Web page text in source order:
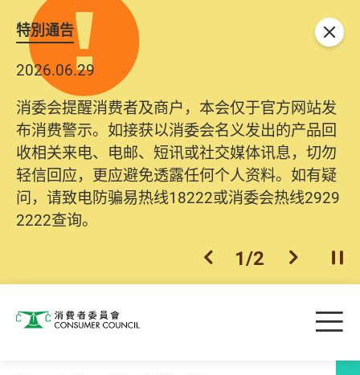
特別通告
2026.06.29
消委会提醒消费者及商户，本会仅于官方网站发
布消费警示。如接获以消委会名义发出的产品回
收相关来电、电邮、短讯或社交媒体讯息，切勿
轻信回应，更应避免透露任何个人资料。如有疑
问，请致电防骗易热线18222或消委会热线2929
2222查询。
上一个
1/2 下一个开
关闭
消费者委员会 目